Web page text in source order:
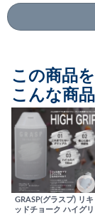
この商品
こんな商
GRASP(グラスプ) リキ
ッドチョーク ハイグリ